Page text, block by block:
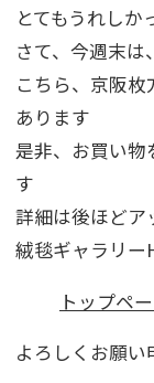
とてもうれしか
さて、今週末は
こちら、京阪
あります
是非、お買い物
す
詳細は後ほどア
絨毯ギャラリー
トップペ
よろしくお願い